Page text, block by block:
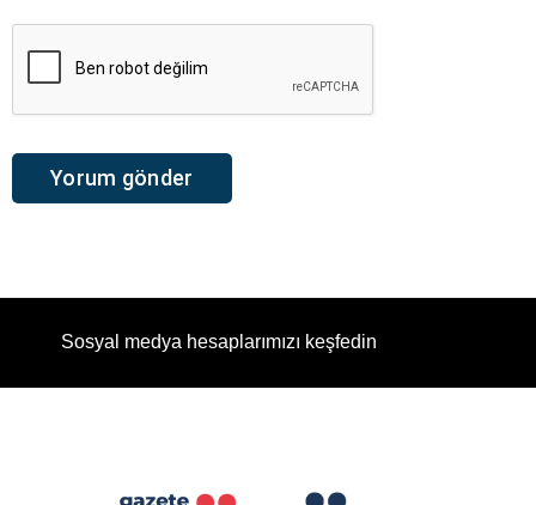
Sosyal medya hesaplarımızı keşfedin